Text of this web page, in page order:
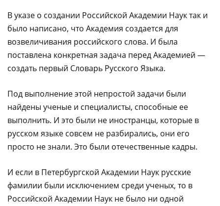
В указе о создании Российской Академии Наук так и
было написано, что Академия создается для
возвеличивания российского слова. И была
поставлена конкретная задача перед Академией —
создать первый Словарь Русского Языка.
Под выполнение этой непростой задачи были
найдены ученые и специалисты, способные ее
выполнить. И это были не иностранцы, которые в
русском языке совсем не разбирались, они его
просто не знали. Это были отечественные кадры.
И если в Петербургской Академии Наук русские
фамилии были исключением среди ученых, то в
Российской Академии Наук не было ни одной